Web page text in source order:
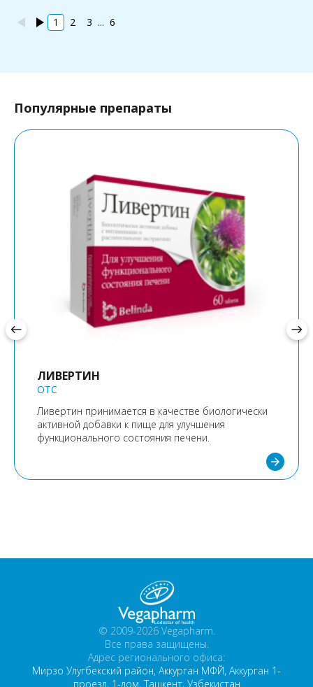
play_arrow 1 2 3 ... 6
play_arrow
Популярные препараты
ЛИВЕРТИН
OTC
Ливертин принимается в качестве биологически
активной добавки к пище для улучшения
функционального состояния печени.
arrow_forward
west east
© 2009-2026 Vegapharm.
Все права защищены.
Адрес регионального офиса:
Мирзо Улугбекский район, Аккурган МФЙ, Аккурган 1-
проезд, 1-дом, Ташкент, Узбекистан